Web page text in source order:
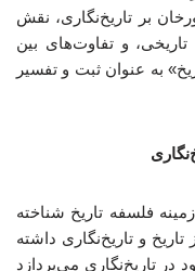
بر تاریخ‌نگاری، نقش
و تفاوت‌های بین
به عنوان ثبت و تفسیر
فلسفه تاریخ شناخته
و تاریخ‌نگاری داشته
تاریخ‌نگاری می‌پردازد